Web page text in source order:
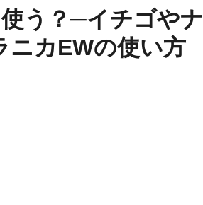
う？─イチゴやナ
ニカEWの使い方